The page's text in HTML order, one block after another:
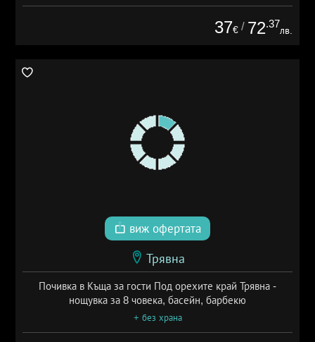
37€ / 72.37
лв.
виж офертата
Трявна
Почивка в Къща за гости Под орехите край Трявна -
нощувка за 8 човека, басейн, барбекю
+ без храна